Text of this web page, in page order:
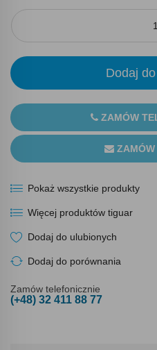
Dodaj
ZAMÓW
ZAMÓW
Pokaż wszystkie produkty
Więcej produktów tiguar
Dodaj do ulubionych
Dodaj do porównania
Zamów telefonicznie
(+48) 32 411 88 77